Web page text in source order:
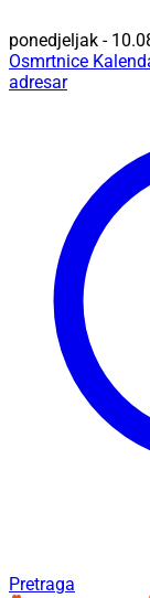
ponedjeljak -
Osmrtnice
adresar
Pretraga